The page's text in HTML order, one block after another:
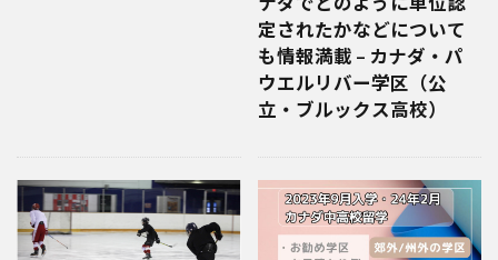
定されたかなどについて
も情報満載 – カナダ・パ
ウエルリバー学区（公
立・ブルックス高校）